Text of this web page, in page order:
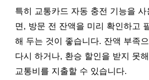
특히 교통카드 자동 충전 기능을
면, 방문 전 잔액을 미리 확인하고
해 두는 것이 좋습니다. 잔액 부족
다시 하거나, 환승 할인을 받지 못
교통비를 지출할 수 있습니다.